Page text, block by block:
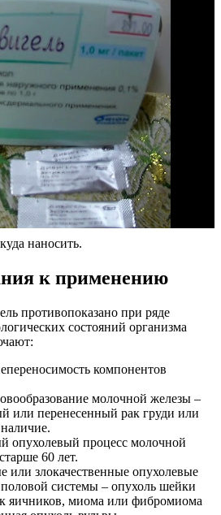
наносить.
к применению
противопоказано при ряде
состояний организма
компонентов
молочной железы –
или перенесенный рак груди или
опухолевый процесс молочной
60 лет.
или злокачественные опухолевые
системы – опухоль шейки
яичников, миома или фибромиома